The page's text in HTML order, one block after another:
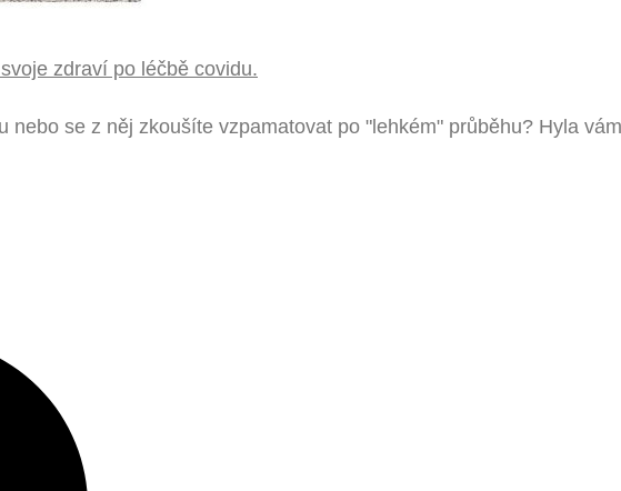
zdraví po léčbě covidu.
nebo se z něj zkoušíte vzpamatovat po "lehkém" průběhu? Hyla